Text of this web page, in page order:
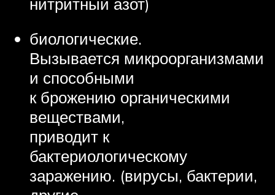
биологические.
Вызывается микроорганизмами
и способными
к брожению органическими
веществами,
приводит к
бактериологическому
заражению. (вирусы, бактерии,